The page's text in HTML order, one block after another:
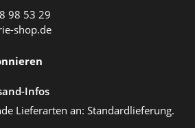
98 53 29
shop.de
Infos
Lieferarten an: Standardlieferung.